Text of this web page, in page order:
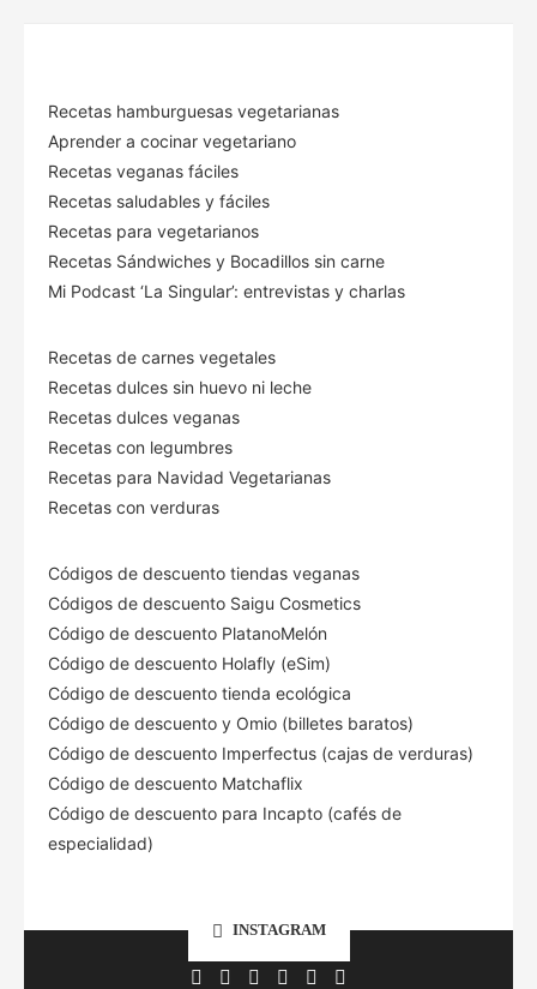
Recetas hamburguesas vegetarianas
Aprender a cocinar vegetariano
Recetas veganas fáciles
Recetas saludables y fáciles
Recetas para vegetarianos
Recetas Sándwiches y Bocadillos sin carne
Mi Podcast ‘La Singular’: entrevistas y charlas
Recetas de carnes vegetales
Recetas dulces sin huevo ni leche
Recetas dulces veganas
Recetas con legumbres
Recetas para Navidad Vegetarianas
Recetas con verduras
Códigos de descuento tiendas veganas
Códigos de descuento Saigu Cosmetics
Código de descuento PlatanoMelón
Código de descuento Holafly (eSim)
Código de descuento tienda ecológica
Código de descuento y Omio (billetes baratos)
Código de descuento Imperfectus (cajas de verduras)
Código de descuento Matchaflix
Código de descuento para Incapto (cafés de
especialidad)
INSTAGRAM